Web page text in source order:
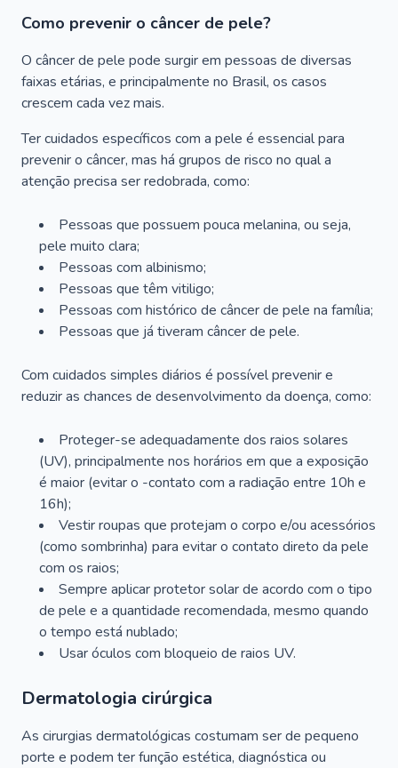
Como prevenir o câncer de pele?
O câncer de pele pode surgir em pessoas de diversas
faixas etárias, e principalmente no Brasil, os casos
crescem cada vez mais.
Ter cuidados específicos com a pele é essencial para
prevenir o câncer, mas há grupos de risco no qual a
atenção precisa ser redobrada, como:
Pessoas que possuem pouca melanina, ou seja,
pele muito clara;
Pessoas com albinismo;
Pessoas que têm vitiligo;
Pessoas com histórico de câncer de pele na família;
Pessoas que já tiveram câncer de pele.
Com cuidados simples diários é possível prevenir e
reduzir as chances de desenvolvimento da doença, como:
Proteger-se adequadamente dos raios solares
(UV), principalmente nos horários em que a exposição
é maior (evitar o -contato com a radiação entre 10h e
16h);
Vestir roupas que protejam o corpo e/ou acessórios
(como sombrinha) para evitar o contato direto da pele
com os raios;
Sempre aplicar protetor solar de acordo com o tipo
de pele e a quantidade recomendada, mesmo quando
o tempo está nublado;
Usar óculos com bloqueio de raios UV.
Dermatologia cirúrgica
As cirurgias dermatológicas costumam ser de pequeno
porte e podem ter função estética, diagnóstica ou